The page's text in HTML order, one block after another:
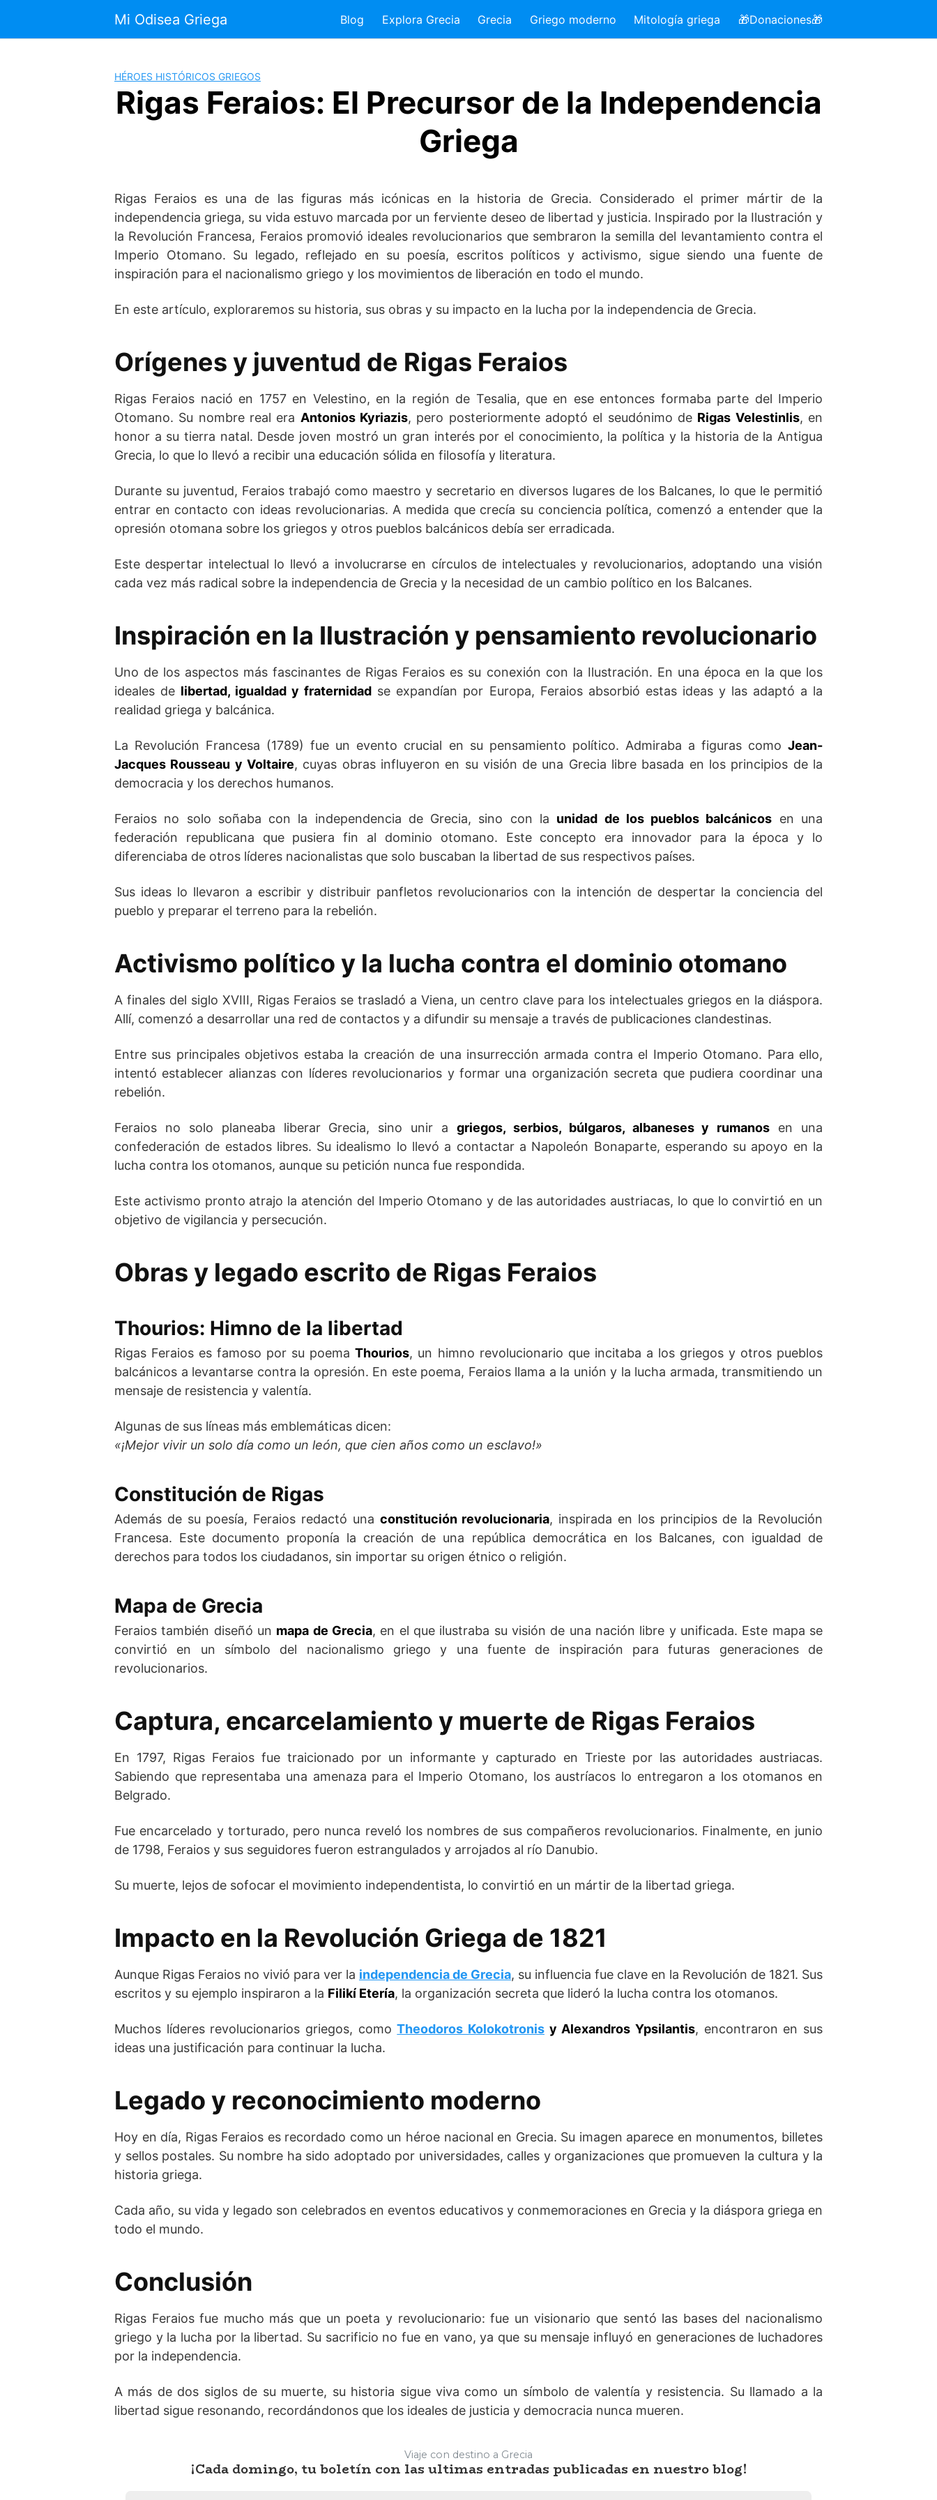
contenido
Mi Odisea Griega Blog Explora Grecia Grecia Griego moderno Mitología griega 🎁Donaciones🎁
HÉROES HISTÓRICOS GRIEGOS
Rigas Feraios: El Precursor de la Independencia
Griega
Rigas Feraios es una de las figuras más icónicas en la historia de Grecia. Considerado el primer mártir de la
independencia griega, su vida estuvo marcada por un ferviente deseo de libertad y justicia. Inspirado por la Ilustración y
la Revolución Francesa, Feraios promovió ideales revolucionarios que sembraron la semilla del levantamiento contra el
Imperio Otomano. Su legado, reflejado en su poesía, escritos políticos y activismo, sigue siendo una fuente de
inspiración para el nacionalismo griego y los movimientos de liberación en todo el mundo.
En este artículo, exploraremos su historia, sus obras y su impacto en la lucha por la independencia de Grecia.
Orígenes y juventud de Rigas Feraios
Rigas Feraios nació en 1757 en Velestino, en la región de Tesalia, que en ese entonces formaba parte del Imperio
Otomano. Su nombre real era Antonios Kyriazis, pero posteriormente adoptó el seudónimo de Rigas Velestinlis, en
honor a su tierra natal. Desde joven mostró un gran interés por el conocimiento, la política y la historia de la Antigua
Grecia, lo que lo llevó a recibir una educación sólida en filosofía y literatura.
Durante su juventud, Feraios trabajó como maestro y secretario en diversos lugares de los Balcanes, lo que le permitió
entrar en contacto con ideas revolucionarias. A medida que crecía su conciencia política, comenzó a entender que la
opresión otomana sobre los griegos y otros pueblos balcánicos debía ser erradicada.
Este despertar intelectual lo llevó a involucrarse en círculos de intelectuales y revolucionarios, adoptando una visión
cada vez más radical sobre la independencia de Grecia y la necesidad de un cambio político en los Balcanes.
Inspiración en la Ilustración y pensamiento revolucionario
Uno de los aspectos más fascinantes de Rigas Feraios es su conexión con la Ilustración. En una época en la que los
ideales de libertad, igualdad y fraternidad se expandían por Europa, Feraios absorbió estas ideas y las adaptó a la
realidad griega y balcánica.
La Revolución Francesa (1789) fue un evento crucial en su pensamiento político. Admiraba a figuras como Jean-
Jacques Rousseau y Voltaire, cuyas obras influyeron en su visión de una Grecia libre basada en los principios de la
democracia y los derechos humanos.
Feraios no solo soñaba con la independencia de Grecia, sino con la unidad de los pueblos balcánicos en una
federación republicana que pusiera fin al dominio otomano. Este concepto era innovador para la época y lo
diferenciaba de otros líderes nacionalistas que solo buscaban la libertad de sus respectivos países.
Sus ideas lo llevaron a escribir y distribuir panfletos revolucionarios con la intención de despertar la conciencia del
pueblo y preparar el terreno para la rebelión.
Activismo político y la lucha contra el dominio otomano
A finales del siglo XVIII, Rigas Feraios se trasladó a Viena, un centro clave para los intelectuales griegos en la diáspora.
Allí, comenzó a desarrollar una red de contactos y a difundir su mensaje a través de publicaciones clandestinas.
Entre sus principales objetivos estaba la creación de una insurrección armada contra el Imperio Otomano. Para ello,
intentó establecer alianzas con líderes revolucionarios y formar una organización secreta que pudiera coordinar una
rebelión.
Feraios no solo planeaba liberar Grecia, sino unir a griegos, serbios, búlgaros, albaneses y rumanos en una
confederación de estados libres. Su idealismo lo llevó a contactar a Napoleón Bonaparte, esperando su apoyo en la
lucha contra los otomanos, aunque su petición nunca fue respondida.
Este activismo pronto atrajo la atención del Imperio Otomano y de las autoridades austriacas, lo que lo convirtió en un
objetivo de vigilancia y persecución.
Obras y legado escrito de Rigas Feraios
Thourios: Himno de la libertad
Rigas Feraios es famoso por su poemaThourios, un himno revolucionario que incitaba a los griegos y otros pueblos
balcánicos a levantarse contra la opresión. En este poema, Feraios llama a la unión y la lucha armada, transmitiendo un
mensaje de resistencia y valentía.
Algunas de sus líneas más emblemáticas dicen:
«¡Mejor vivir un solo día como un león, que cien años como un esclavo!»
Constitución de Rigas
Además de su poesía, Feraios redactó una constitución revolucionaria, inspirada en los principios de la Revolución
Francesa. Este documento proponía la creación de una república democrática en los Balcanes, con igualdad de
derechos para todos los ciudadanos, sin importar su origen étnico o religión.
Mapa de Grecia
Feraios también diseñó un mapa de Grecia, en el que ilustraba su visión de una nación libre y unificada. Este mapa se
convirtió en un símbolo del nacionalismo griego y una fuente de inspiración para futuras generaciones de
revolucionarios.
Captura, encarcelamiento y muerte de Rigas Feraios
En 1797, Rigas Feraios fue traicionado por un informante y capturado en Trieste por las autoridades austriacas.
Sabiendo que representaba una amenaza para el Imperio Otomano, los austríacos lo entregaron a los otomanos en
Belgrado.
Fue encarcelado y torturado, pero nunca reveló los nombres de sus compañeros revolucionarios. Finalmente, en junio
de 1798, Feraios y sus seguidores fueron estrangulados y arrojados al río Danubio.
Su muerte, lejos de sofocar el movimiento independentista, lo convirtió en un mártir de la libertad griega.
Impacto en la Revolución Griega de 1821
Aunque Rigas Feraios no vivió para ver la independencia de Grecia, su influencia fue clave en la Revolución de 1821. Sus
escritos y su ejemplo inspiraron a la Filikí Etería, la organización secreta que lideró la lucha contra los otomanos.
Muchos líderes revolucionarios griegos, comoTheodoros Kolokotronis y Alexandros Ypsilantis, encontraron en sus
ideas una justificación para continuar la lucha.
Legado y reconocimiento moderno
Hoy en día, Rigas Feraios es recordado como un héroe nacional en Grecia. Su imagen aparece en monumentos, billetes
y sellos postales. Su nombre ha sido adoptado por universidades, calles y organizaciones que promueven la cultura y la
historia griega.
Cada año, su vida y legado son celebrados en eventos educativos y conmemoraciones en Grecia y la diáspora griega en
todo el mundo.
Conclusión
Rigas Feraios fue mucho más que un poeta y revolucionario: fue un visionario que sentó las bases del nacionalismo
griego y la lucha por la libertad. Su sacrificio no fue en vano, ya que su mensaje influyó en generaciones de luchadores
por la independencia.
A más de dos siglos de su muerte, su historia sigue viva como un símbolo de valentía y resistencia. Su llamado a la
libertad sigue resonando, recordándonos que los ideales de justicia y democracia nunca mueren.
Viaje con destino a Grecia
¡Cada domingo, tu boletín con las ultimas entradas publicadas en nuestro blog!